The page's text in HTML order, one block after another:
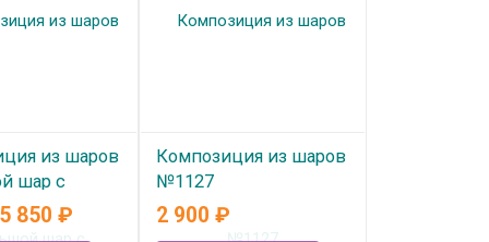
из шаров
шар с
№1473
5 850 ₽
Композиция из шаров
№1127
В наличии
2 900₽